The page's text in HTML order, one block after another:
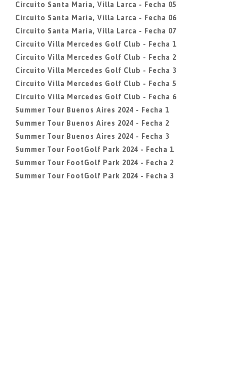
Circuito Santa Maria, Villa Larca - Fecha 05
Circuito Santa Maria, Villa Larca - Fecha 06
Circuito Santa Maria, Villa Larca - Fecha 07
Circuito Villa Mercedes Golf Club - Fecha 1
Circuito Villa Mercedes Golf Club - Fecha 2
Circuito Villa Mercedes Golf Club - Fecha 3
Circuito Villa Mercedes Golf Club - Fecha 5
Circuito Villa Mercedes Golf Club - Fecha 6
Summer Tour Buenos Aires 2024 - Fecha 1
Summer Tour Buenos Aires 2024 - Fecha 2
Summer Tour Buenos Aires 2024 - Fecha 3
Summer Tour FootGolf Park 2024 - Fecha 1
Summer Tour FootGolf Park 2024 - Fecha 2
Summer Tour FootGolf Park 2024 - Fecha 3